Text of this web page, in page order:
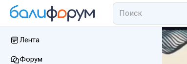
Лента
Форум